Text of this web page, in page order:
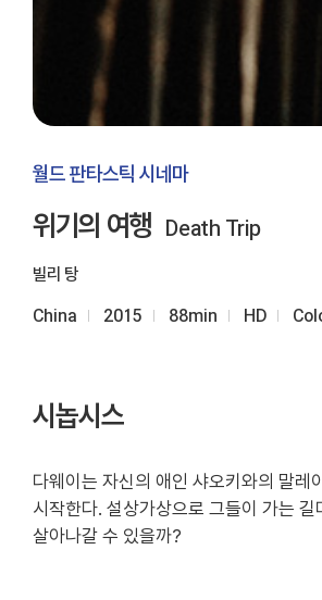
월드 판타스틱 시네마
위기의 여행 Death Trip
빌리 탕
China 2015 88min HD
시놉시스
다웨이는 자신의 애인 샤오키와의 말레
시작한다. 설상가상으로 그들이 가는
살아나갈 수 있을까?